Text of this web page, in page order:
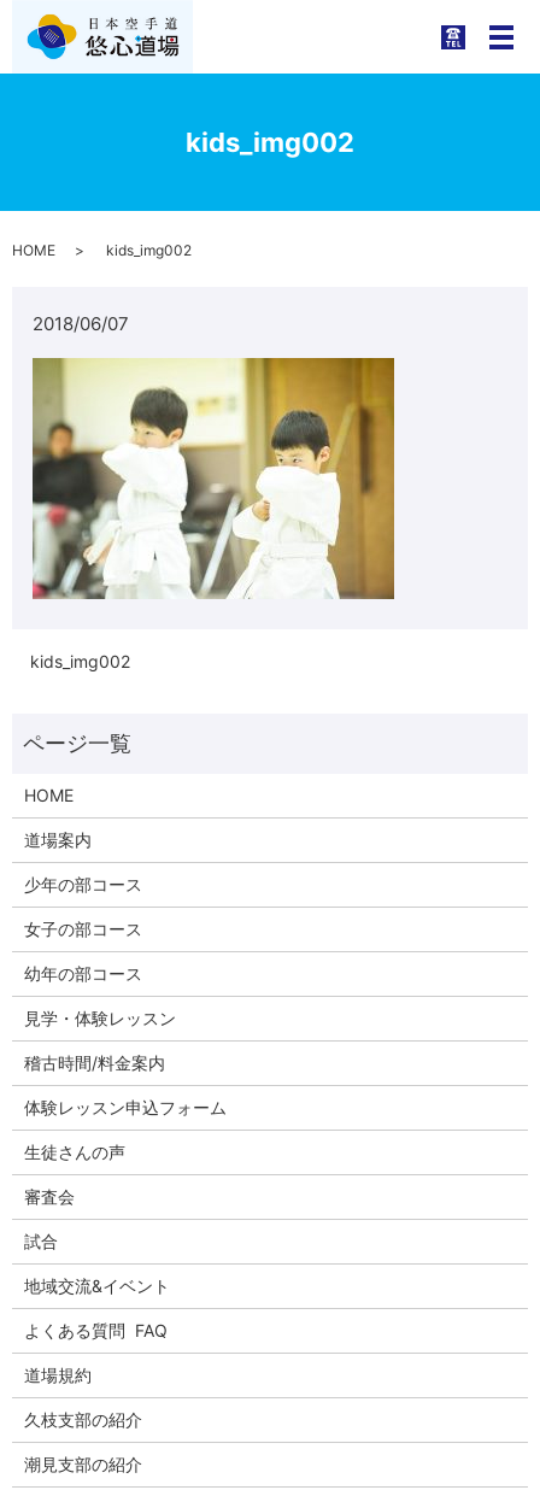
メ
kids_img002
HOME kids_img002
2018/06/07
kids_img002
HOME
道場案内
少年の部コース
女子の部コース
幼年の部コース
見学・体験レッスン
稽古時間/料金案内
体験レッスン申込フォーム
生徒さんの声
審査会
試合
地域交流&イベント
よくある質問 FAQ
道場規約
久枝支部の紹介
潮見支部の紹介